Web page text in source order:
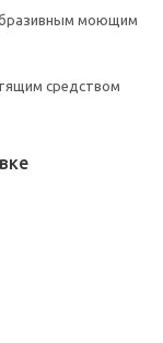
моющим
средством